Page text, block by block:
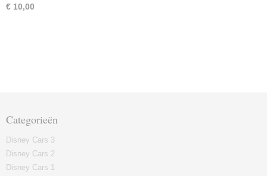
€ 10,00
Categorieën
Disney Cars 3
Disney Cars 2
Disney Cars 1